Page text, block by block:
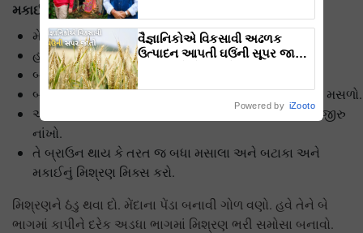
મકાઈના સમોસા બનાવવાની રીત
મેદામાં એક ચમચી તેલનું મોણ નાંખો.
હવે તેમાં પાણી મિક્સ કરીને લોટ બાંધી લો.
બાફેલા મકાઈના દાણાને મસળી લો.
બાફેલા બટાકા પણ તેમાં જ મિક્સ કરો અને બંનેને બરોબર મસળો.
અડધી ચમચી તેલ ગરમ કરો. તેમા આખા ધાણા અને ધાણાજીરુ
નાંખો.
તે બ્રાઉન થાય કે તરત જ બધા મસાલા અને બટાકા અને
મકાઈનું મિશ્રણ મિક્સ કરો.
મિશ્રણને ઠંડુ થવા દો. મેંદાના પેંડા બનાવી ગોળ વણો. હવે તેને બે
ભાગમાં કાપીને દરેક અડધા ભાગમાં મિશ્રણ ભરી સમોસા બનાવો.
વૈજ્ઞાનિકોએ વિકસાવી અઢળક
ઉત્પાદન આપતી ઘઉંની સૂપર જાતો,
Powered by iZooto